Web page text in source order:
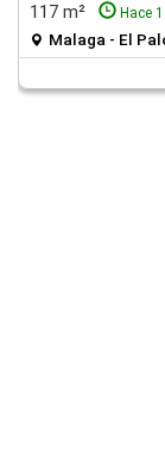
117 m² Hace
Malaga - El